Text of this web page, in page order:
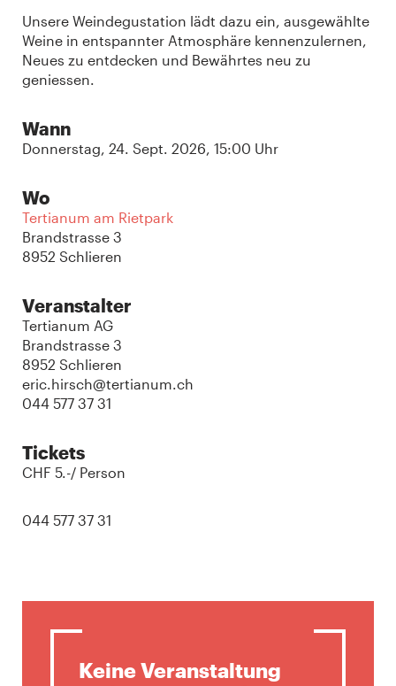
Unsere Weindegustation lädt dazu ein, ausgewählte
Weine in entspannter Atmosphäre kennenzulernen,
Neues zu entdecken und Bewährtes neu zu
geniessen.
Wann
Donnerstag, 24. Sept. 2026, 15:00 Uhr
Wo
Tertianum am Rietpark
Brandstrasse 3
8952 Schlieren
Veranstalter
Tertianum AG
Brandstrasse 3
8952 Schlieren
eric.hirsch@tertianum.ch
044 577 37 31
Tickets
CHF 5.-/ Person
044 577 37 31
Keine Veranstaltung